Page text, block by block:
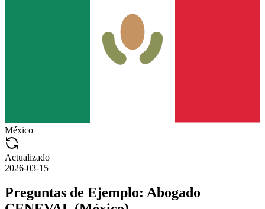
México
Actualizado
2026-03-15
Preguntas de Ejemplo: Abogado